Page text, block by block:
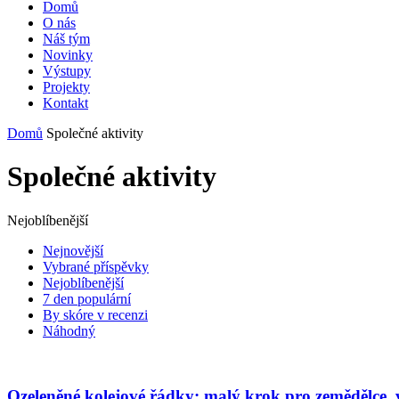
Domů
O nás
Náš tým
Novinky
Výstupy
Projekty
Kontakt
Domů Společné aktivity
Společné aktivity
Nejoblíbenější
Nejnovější
Vybrané příspěvky
Nejoblíbenější
7 den populární
By skóre v recenzi
Náhodný